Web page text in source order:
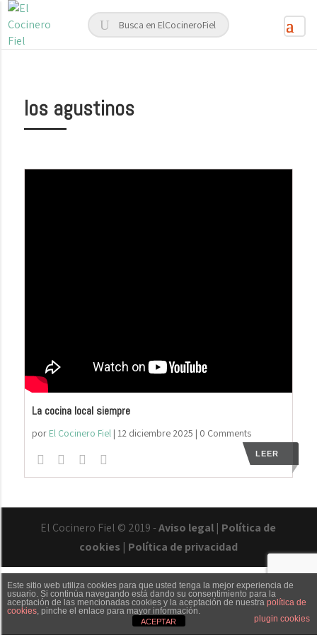
los agustinos
La cocina local siempre
por El Cocinero Fiel| 12 diciembre 2025 | 0 Comments
LEER
El Cocinero Fiel © 2019 -Aviso legal | Política de
cookies | Política de privacidad
Txaber Allué Redes sociales Contacto
Este sitio web utiliza cookies para que usted tenga la mejor experiencia de
usuario. Si continúa navegando está dando su consentimiento para la
aceptación de las mencionadas cookies y la aceptación de nuestra política de
cookies, pinche el enlace para mayor información.
plugin cookies
ACEPTAR